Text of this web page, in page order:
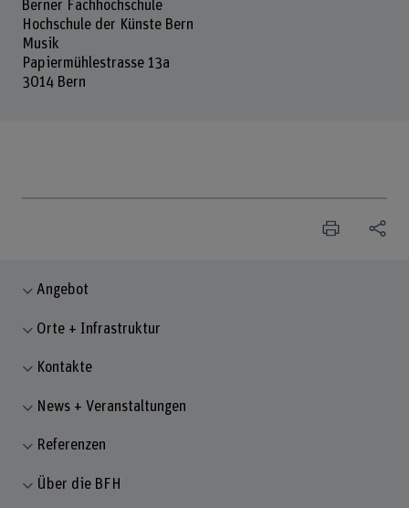
Berner Fachhochschule
Hochschule der Künste Bern
Musik
Papiermühlestrasse 13a
3014 Bern
Angebot
Orte + Infrastruktur
Kontakte
News + Veranstaltungen
Referenzen
Über die BFH